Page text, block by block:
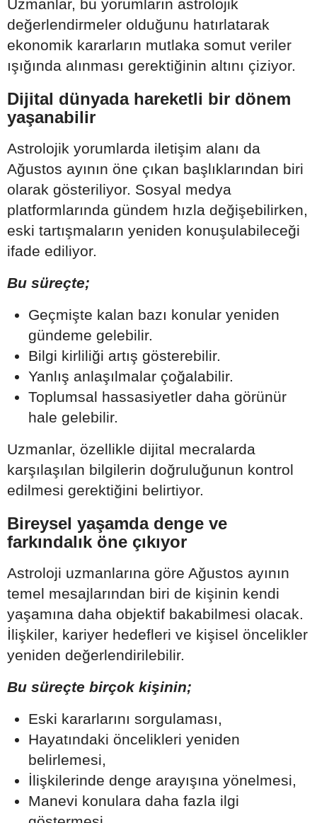
Uzmanlar, bu yorumların astrolojik
değerlendirmeler olduğunu hatırlatarak
ekonomik kararların mutlaka somut veriler
ışığında alınması gerektiğinin altını çiziyor.
Dijital dünyada hareketli bir dönem
yaşanabilir
Astrolojik yorumlarda iletişim alanı da
Ağustos ayının öne çıkan başlıklarından biri
olarak gösteriliyor. Sosyal medya
platformlarında gündem hızla değişebilirken,
eski tartışmaların yeniden konuşulabileceği
ifade ediliyor.
Bu süreçte;
Geçmişte kalan bazı konular yeniden
gündeme gelebilir.
Bilgi kirliliği artış gösterebilir.
Yanlış anlaşılmalar çoğalabilir.
Toplumsal hassasiyetler daha görünür
hale gelebilir.
Uzmanlar, özellikle dijital mecralarda
karşılaşılan bilgilerin doğruluğunun kontrol
edilmesi gerektiğini belirtiyor.
Bireysel yaşamda denge ve
farkındalık öne çıkıyor
Astroloji uzmanlarına göre Ağustos ayının
temel mesajlarından biri de kişinin kendi
yaşamına daha objektif bakabilmesi olacak.
İlişkiler, kariyer hedefleri ve kişisel öncelikler
yeniden değerlendirilebilir.
Bu süreçte birçok kişinin;
Eski kararlarını sorgulaması,
Hayatındaki öncelikleri yeniden
belirlemesi,
İlişkilerinde denge arayışına yönelmesi,
Manevi konulara daha fazla ilgi